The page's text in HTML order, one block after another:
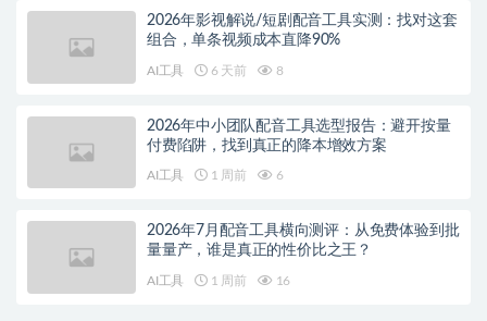
2026年影视解说/短剧配音工具实测：找对这套
组合，单条视频成本直降90%
AI工具 6 天前 8
2026年中小团队配音工具选型报告：避开按量
付费陷阱，找到真正的降本增效方案
AI工具 1 周前 6
2026年7月配音工具横向测评：从免费体验到批
量量产，谁是真正的性价比之王？
AI工具 1 周前 16